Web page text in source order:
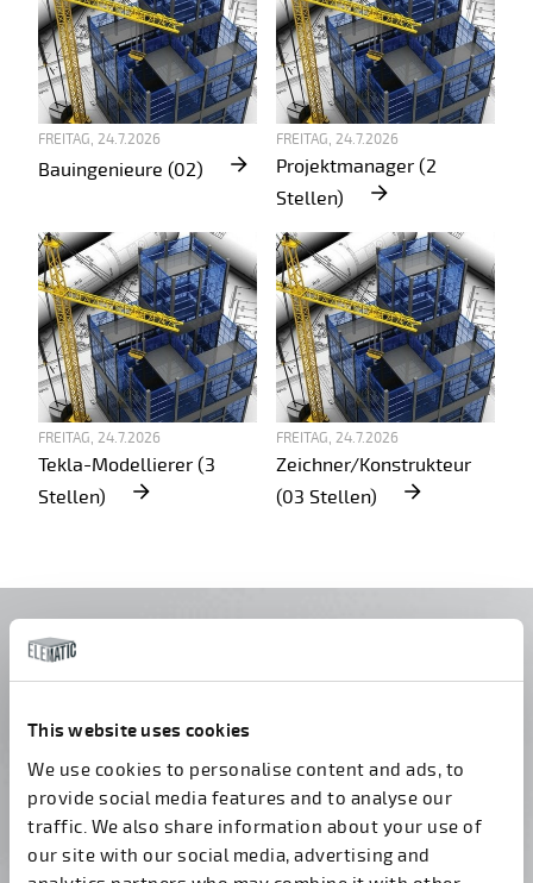
This website uses cookies
We use cookies to personalise content and ads, to
provide social media features and to analyse our
traffic. We also share information about your use of
our site with our social media, advertising and
FREITAG, 24.7.2026
Bauingenieure (02)
FREITAG, 24.7.2026
Projektmanager (2
Stellen)
FREITAG, 24.7.2026
Tekla-Modellierer (3
Stellen)
FREITAG, 24.7.2026
Zeichner/Konstrukteur
(03 Stellen)